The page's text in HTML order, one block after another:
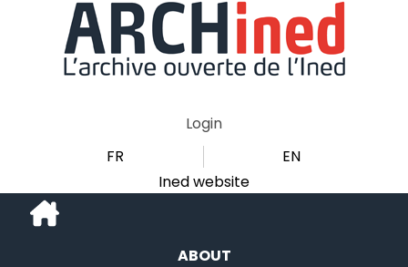
Login
FR
EN
Ined website
ABOUT